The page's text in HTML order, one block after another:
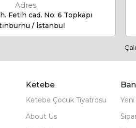
Adres
Fetih cad. No: 6 Topkapı
/ İstanbul
Ketebe
Ketebe Çocuk Tiyatrosu
About Us